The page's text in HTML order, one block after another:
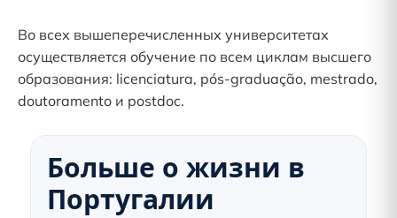
Во всех вышеперечисленных университетах
осуществляется обучение по всем циклам высшего
образования: licenciatura, pós-graduação, mestrado,
doutoramento и postdoc.
Больше о жизни в
Португалии